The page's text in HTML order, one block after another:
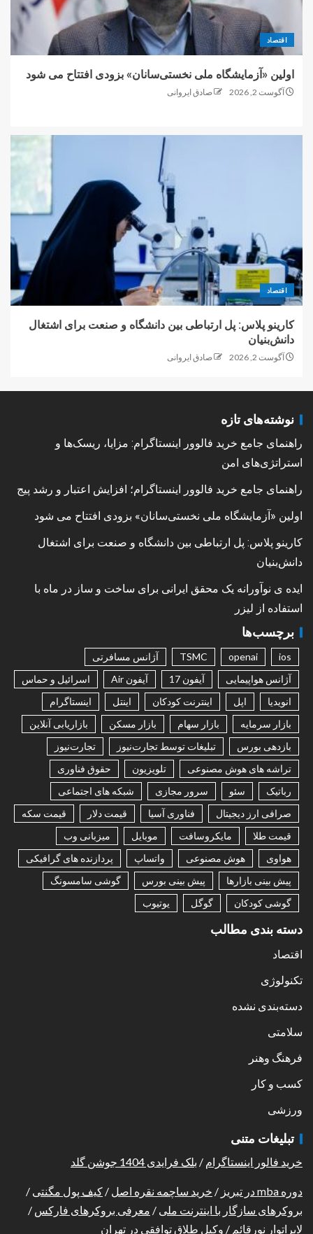
اقتصاد
اولین «آزمایشگاه ملی نخستی‌سانان» بزودی افتتاح می شود
آگوست 2, 2026 صادق ایروانی
اقتصاد
کارینو پلاس: پل ارتباطی بین دانشگاه و صنعت برای اشتغال
دانش‌بنیان
آگوست 2, 2026 صادق ایروانی
نوشته‌های تازه
راهنمای جامع خرید فالوور اینستاگرام: مزایا، ریسک‌ها و
استراتژی‌های امن
راهنمای جامع خرید فالوور اینستاگرام؛ افزایش اعتبار و رشد پیج
اولین «آزمایشگاه ملی نخستی‌سانان» بزودی افتتاح می شود
کارینو پلاس: پل ارتباطی بین دانشگاه و صنعت برای اشتغال
دانش‌بنیان
ایده ی نوآورانه یک محقق ایرانی برای ساخت و ساز در ماه با
استفاده از لیزر
برچسب‌ها
ios
openai
TSMC
آژانس مسافرتی
آژانس هواپیمایی
آیفون 17 آیفون Air
اسرائیل و حماس
انویدیا
اپل اینترنت کودکان اینتل
اینستاگرام
بازار سرمایه
بازار سهام بازار مسکن
بازاریابی آنلاین
بازدهی بورس
تبلیغات توسط تجارت‌نیوز
تجارت‌نیوز
تراشه های هوش مصنوعی
تلویزیون
حقوق فناوری
رباتیک
سئو سرور مجازی
شبکه های اجتماعی
صرافی ارز دیجیتال
فناوری آسیا قیمت دلار
قیمت سکه
قیمت طلا
مایکروسافت موبایل
میزبانی وب
هواوی
هوش مصنوعی واتساپ
پردازنده های گرافیکی
پیش بینی بازارها
پیش بینی بورس
گوشی سامسونگ
گوشی کودکان
گوگل یوتیوب
دسته بندی مطالب
اقتصاد
تکنولوژی
دسته‌بندی نشده
سلامتی
فرهنگ وهنر
کسب و کار
ورزشی
تبلیغات متنی
خرید فالور اینستاگرام / بلک فرایدی 1404 جوشن گلد
دوره mba در تبریز / خرید ساچمه نقره اصل / کیف پول مگنتی /
بروکرهای سازگار با اینترنت ملی / معرفی بروکرهای فارکس /
لابراتوار نورقائم / وکیل طلاق توافقی در تهران